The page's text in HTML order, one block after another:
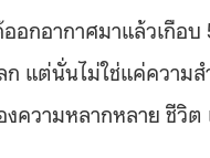
อกอากาศมาแล้วเกื
แต่นั่นไม่ใช่แค่ความส
ความหลากหลาย ชีวิต